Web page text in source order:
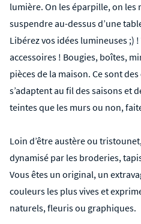
lumière. On les éparpille, on les
suspendre au-dessus d’une
Libérez vos idées lumineuses ;)
accessoires ! Bougies, boîtes,
pièces de la maison. Ce sont
s’adaptent au fil des saisons et
teintes que les murs ou non,
Loin d’être austère ou
dynamisé par les broderies,
Vous êtes un original, un
couleurs les plus vives et
naturels, fleuris ou graphiques.